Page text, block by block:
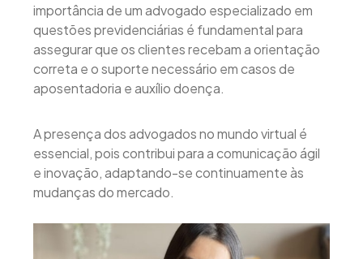
importância de um advogado especializado em
questões previdenciárias é fundamental para
assegurar que os clientes recebam a orientação
correta e o suporte necessário em casos de
aposentadoria e auxílio doença.
A presença dos advogados no mundo virtual é
essencial, pois contribui para a comunicação ágil
e inovação, adaptando-se continuamente às
mudanças do mercado.